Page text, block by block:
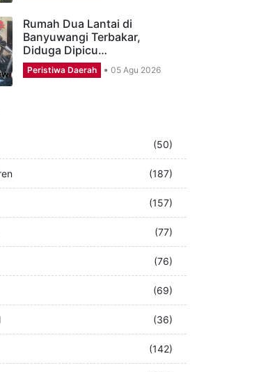
Peristiwa Daerah 05 Agu 2026
Rumah Dua Lantai di
Banyuwangi Terbakar,
(50)
(187)
(157)
(77)
(76)
(69)
(36)